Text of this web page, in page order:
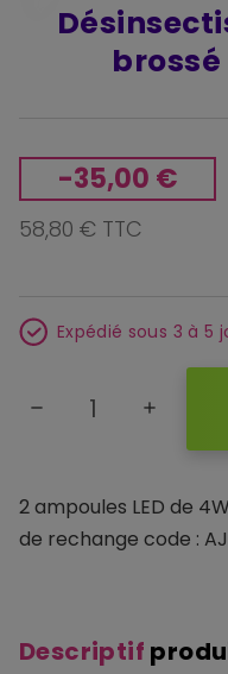
brossé
2 ampoules LED de
de rechange code :
-35,00 €
58,80 € TTC
Expédié sous 3 à 5
remove add
Descriptif